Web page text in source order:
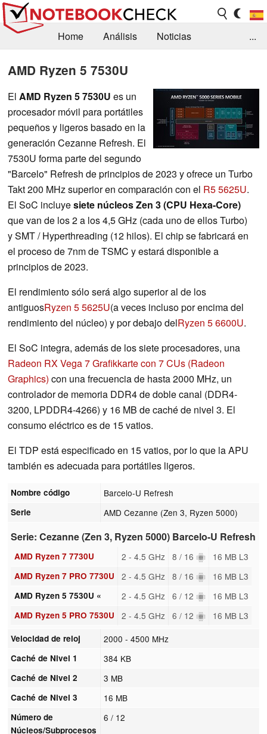
Home Análisis
Noticias
Busca
Contacto
...
AMD Ryzen 5 7530U
El AMD Ryzen 5 7530U es un
procesador móvil para portátiles
pequeños y ligeros basado en la
generación Cezanne Refresh. El
7530U forma parte del segundo
"Barcelo" Refresh de principios de 2023 y ofrece un Turbo
Takt 200 MHz superior en comparación con el R5 5625U.
El SoC incluyesiete núcleos Zen 3 (CPU Hexa-Core)
que van de los 2 a los 4,5 GHz (cada uno de ellos Turbo)
y SMT / Hyperthreading (12 hilos). El chip se fabricará en
el proceso de 7nm de TSMC y estará disponible a
principios de 2023.
El rendimiento sólo será algo superior al de los
antiguosRyzen 5 5625U(a veces incluso por encima del
rendimiento del núcleo) y por debajo delRyzen 5 6600U.
El SoC integra, además de los siete procesadores, una
Radeon RX Vega 7 Grafikkarte con 7 CUs (Radeon
Graphics) con una frecuencia de hasta 2000 MHz, un
controlador de memoria DDR4 de doble canal (DDR4-
3200, LPDDR4-4266) y 16 MB de caché de nivel 3. El
consumo eléctrico es de 15 vatios.
El TDP está especificado en 15 vatios, por lo que la APU
también es adecuada para portátiles ligeros.
Nombre código Barcelo-U Refresh
Serie AMD Cezanne (Zen 3, Ryzen 5000)
Serie: Cezanne (Zen 3, Ryzen 5000) Barcelo-U Refresh
AMD Ryzen 7 7730U 2 - 4.5 GHz 8 / 16 16 MB L3
AMD Ryzen 7 PRO 7730U 2 - 4.5 GHz 8 / 16 16 MB L3
AMD Ryzen 5 7530U « 2 - 4.5 GHz 6 / 12 16 MB L3
AMD Ryzen 5 PRO 7530U 2 - 4.5 GHz 6 / 12 16 MB L3
Velocidad de reloj 2000 - 4500 MHz
Caché de Nivel 1 384 KB
Caché de Nivel 2 3 MB
Caché de Nivel 3 16 MB
Número de
Núcleos/Subprocesos
6 / 12